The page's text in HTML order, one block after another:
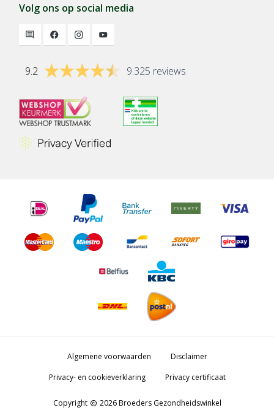
Volg ons op social media
9.2 9.325 reviews
Algemene voorwaarden
Disclaimer
Privacy- en cookieverklaring
Privacy certificaat
Copyright copyright 2026 Broeders Gezondheidswinkel